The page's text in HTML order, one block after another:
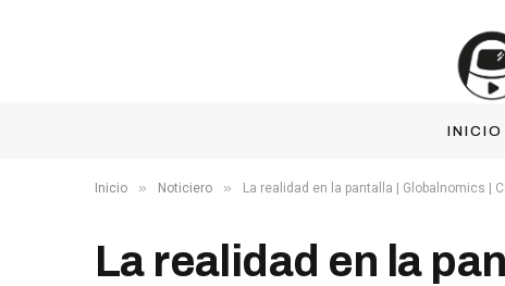
INICIO
Inicio » Noticiero » La realidad en la pantalla | Globalnomics |
La realidad en la